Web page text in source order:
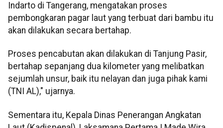
Indarto di Tangerang, mengatakan proses
pembongkaran pagar laut yang terbuat dari bambu itu
akan dilakukan secara bertahap.
Proses pencabutan akan dilakukan di Tanjung Pasir,
bertahap sepanjang dua kilometer yang melibatkan
sejumlah unsur, baik itu nelayan dan juga pihak kami
(TNI AL)," ujarnya.
Sementara itu, Kepala Dinas Penerangan Angkatan